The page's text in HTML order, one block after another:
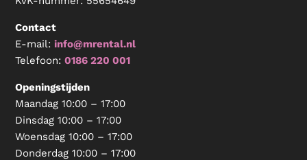
Contact
E-mail:info@mrental.nl
Telefoon:0186 220 001
Openingstijden
Maandag 10:00 – 17:00
Dinsdag 10:00 – 17:00
Woensdag 10:00 – 17:00
Donderdag 10:00 – 17:00